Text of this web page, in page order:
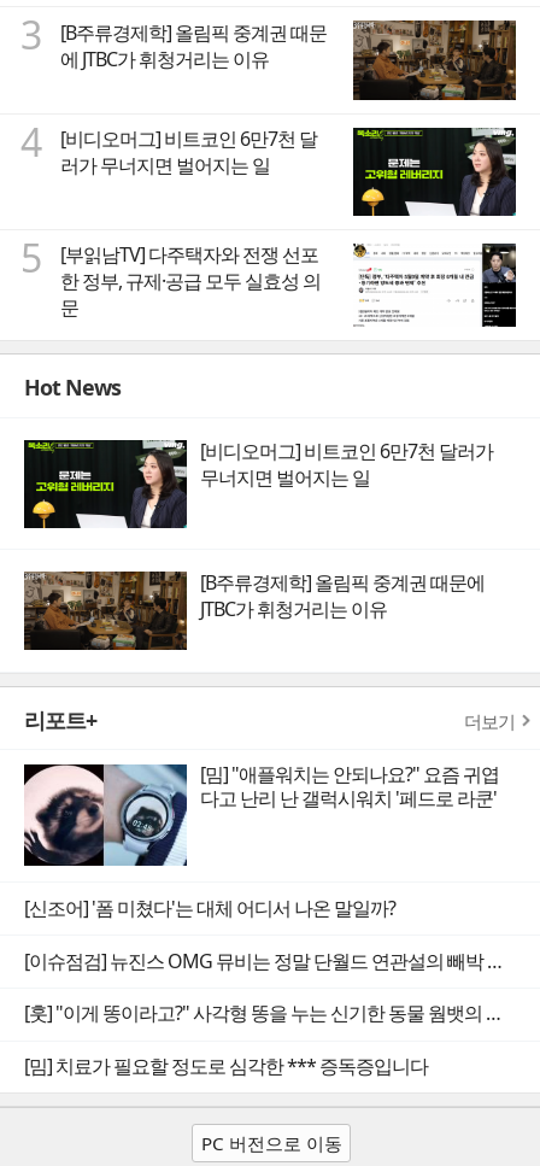
3
[B주류경제학] 올림픽 중계권 때문
에 JTBC가 휘청거리는 이유
4
[비디오머그] 비트코인 6만7천 달
러가 무너지면 벌어지는 일
5
[부읽남TV] 다주택자와 전쟁 선포
한 정부, 규제·공급 모두 실효성 의
문
Hot News
[비디오머그] 비트코인 6만7천 달러가
무너지면 벌어지는 일
[B주류경제학] 올림픽 중계권 때문에
JTBC가 휘청거리는 이유
리포트+ 더보기
[밈] "애플워치는 안되나요?" 요즘 귀엽
다고 난리 난 갤럭시워치 '페드로 라쿤'
[신조어] '폼 미쳤다'는 대체 어디서 나온 말일까?
[이슈점검] 뉴진스 OMG 뮤비는 정말 단월드 연관설의 빼박 증거일까
[훗] "이게 똥이라고?" 사각형 똥을 누는 신기한 동물 웜뱃의 비밀
[밈] 치료가 필요할 정도로 심각한 *** 증독증입니다
PC 버전으로 이동